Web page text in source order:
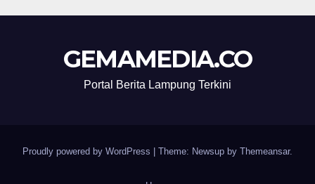
GEMAMEDIA.CO
Portal Berita Lampung Terkini
Proudly powered by WordPress Theme: Newsup by Themeansar.